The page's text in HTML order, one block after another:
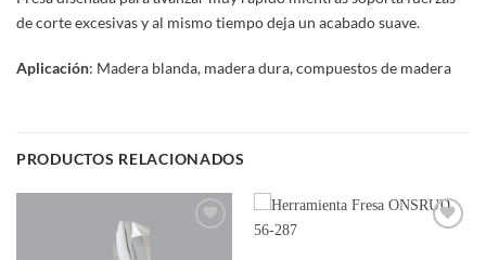
de corte excesivas y al mismo tiempo deja un acabado suave.
Aplicación: Madera blanda, madera dura, compuestos de madera
PRODUCTOS RELACIONADOS